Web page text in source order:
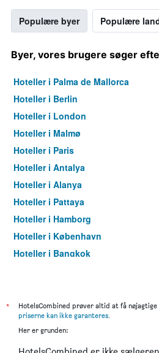
Populære byer Populære
Byer, vores brugere søger
Hoteller i Palma de Mallorca
Hoteller i Berlin
Hoteller i London
Hoteller i Malmø
Hoteller i Paris
Hoteller i Antalya
Hoteller i Alanya
Hoteller i Pattaya
Hoteller i Hamborg
Hoteller i København
Hoteller i Bangkok
*
HotelsCombined prøver altid at få nøjagtige
priserne kan ikke garanteres.
Her er grunden: